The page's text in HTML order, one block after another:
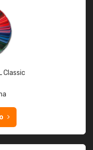
Classic